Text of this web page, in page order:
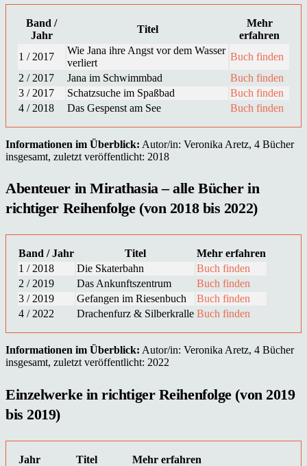
Band /
Jahr
Titel
Mehr
erfahren
1 / 2017
Wie Jana ihre Angst vor dem Wasser
verliert
Buch finden
2 / 2017
Jana im Schwimmbad
Buch finden
3 / 2017
Schatzsuche im Spaßbad
Buch finden
4 / 2018
Das Gespenst am See Buch finden
Informationen im Überblick: Autor/in: Veronika Aretz, 4 Bücher
insgesamt, zuletzt veröffentlicht: 2018
Abenteuer in Mirathasia – alle Bücher in
richtiger Reihenfolge (von 2018 bis 2022)
Band / Jahr Titel
Mehr erfahren
1 / 2018
Die Skaterbahn
Buch finden
2 / 2019
Das Ankunftszentrum
Buch finden
3 / 2019
Gefangen im Riesenbuch
Buch finden
4 / 2022
Drachenfurz & Silberkralle Buch finden
Informationen im Überblick: Autor/in: Veronika Aretz, 4 Bücher
insgesamt, zuletzt veröffentlicht: 2022
Einzelwerke in richtiger Reihenfolge (von 2019
bis 2019)
Jahr Titel Mehr erfahren